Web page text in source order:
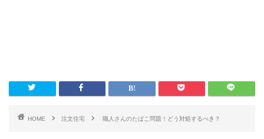
HOME 注文住宅 職人さんのたばこ問題！どう対処するべき？